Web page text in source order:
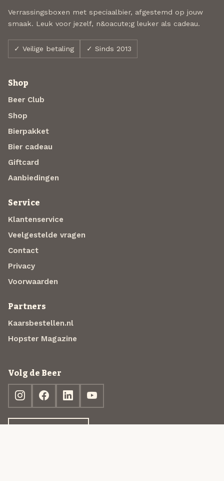
Verrassingsboxen met speciaalbier, afgestemd op jouw
smaak. Leuk voor jezelf, n&oacute;g leuker als cadeau.
✓ Veilige betaling ✓ Sinds 2013
Shop
Beer Club
Shop
Bierpakket
Bier cadeau
Giftcard
Aanbiedingen
Service
Klantenservice
Veelgestelde vragen
Contact
Privacy
Voorwaarden
Partners
Kaarsbestellen.nl
Hopster Magazine
Volg de Beer